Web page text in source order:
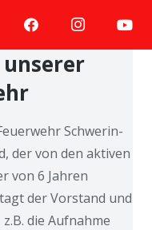
Schwerin-
der von den aktiven
von 6 Jahren
der Vorstand und
die Aufnahme